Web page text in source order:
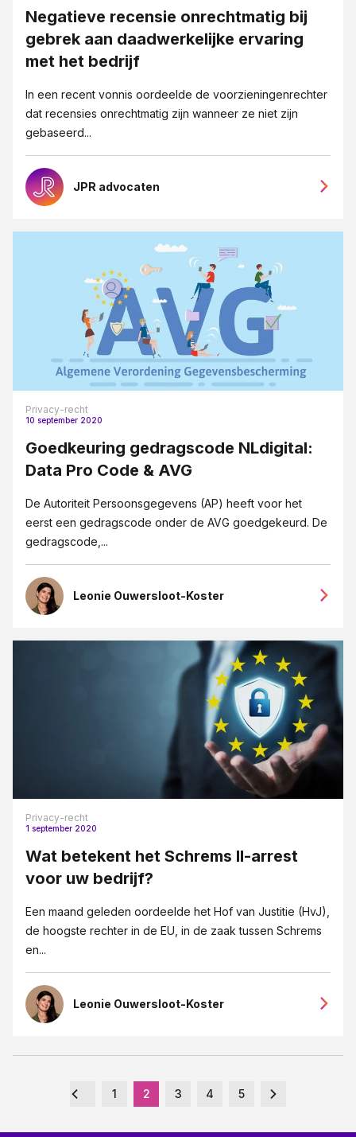
Negatieve recensie onrechtmatig bij
gebrek aan daadwerkelijke ervaring
met het bedrijf
In een recent vonnis oordeelde de voorzieningenrechter
dat recensies onrechtmatig zijn wanneer ze niet zijn
gebaseerd...
JPR advocaten
Privacy-recht
10 september 2020
Goedkeuring gedragscode NLdigital:
Data Pro Code & AVG
De Autoriteit Persoonsgegevens (AP) heeft voor het
eerst een gedragscode onder de AVG goedgekeurd. De
gedragscode,...
Leonie Ouwersloot-Koster
Privacy-recht
1 september 2020
Wat betekent het Schrems II-arrest
voor uw bedrijf?
Een maand geleden oordeelde het Hof van Justitie (HvJ),
de hoogste rechter in de EU, in de zaak tussen Schrems
en...
Leonie Ouwersloot-Koster
1 2 3 4 5